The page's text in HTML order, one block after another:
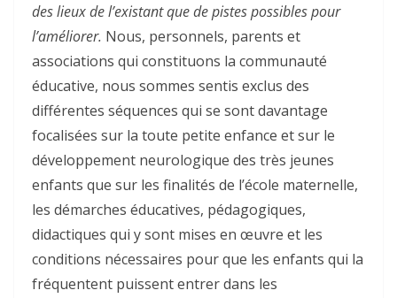
des lieux de l’existant que de pistes possibles pour
l’améliorer. Nous, personnels, parents et
associations qui constituons la communauté
éducative, nous sommes sentis exclus des
différentes séquences qui se sont davantage
focalisées sur la toute petite enfance et sur le
développement neurologique des très jeunes
enfants que sur les finalités de l’école maternelle,
les démarches éducatives, pédagogiques,
didactiques qui y sont mises en œuvre et les
conditions nécessaires pour que les enfants qui la
fréquentent puissent entrer dans les